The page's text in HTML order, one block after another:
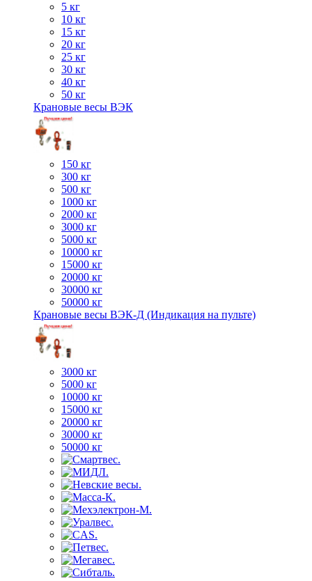
5 кг
10 кг
15 кг
20 кг
25 кг
30 кг
40 кг
50 кг
Крановые весы ВЭК
150 кг
300 кг
500 кг
1000 кг
2000 кг
3000 кг
5000 кг
10000 кг
15000 кг
20000 кг
30000 кг
50000 кг
Крановые весы ВЭК-Д (Индикация на пульте)
3000 кг
5000 кг
10000 кг
15000 кг
20000 кг
30000 кг
50000 кг